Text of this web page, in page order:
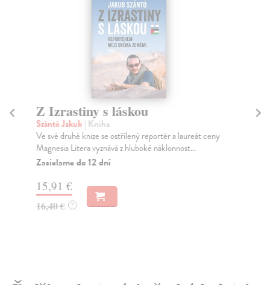
Z Izrastiny s láskou
Szántó Jakub | Kniha
Ve své druhé knize se ostřílený reportér a laureát ceny
Magnesia Litera vyznává z hluboké náklonnost...
Zasielame do 12 dní
15,91 €
16,40 € ?